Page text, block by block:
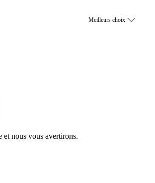
et nous vous avertirons.